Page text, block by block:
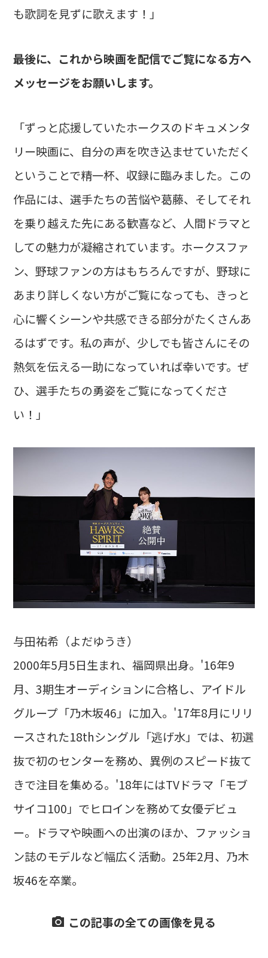
も歌詞を見ずに歌えます！」
――最後に、これから映画を配信でご覧になる方へ
メッセージをお願いします。
「ずっと応援していたホークスのドキュメンタ
リー映画に、自分の声を吹き込ませていただく
ということで精一杯、収録に臨みました。この
作品には、選手たちの苦悩や葛藤、そしてそれ
を乗り越えた先にある歓喜など、人間ドラマと
しての魅力が凝縮されています。ホークスファ
ン、野球ファンの方はもちろんですが、野球に
あまり詳しくない方がご覧になっても、きっと
心に響くシーンや共感できる部分がたくさんあ
るはずです。私の声が、少しでも皆さんにその
熱気を伝える一助になっていれば幸いです。ぜ
ひ、選手たちの勇姿をご覧になってくださ
い！」
与田祐希（よだゆうき）
2000年5月5日生まれ、福岡県出身。'16年9
月、3期生オーディションに合格し、アイドル
グループ「乃木坂46」に加入。'17年8月にリリ
ースされた18thシングル「逃げ水」では、初選
抜で初のセンターを務め、異例のスピード抜て
きで注目を集める。'18年にはTVドラマ「モブ
サイコ100」でヒロインを務めて女優デビュ
ー。ドラマや映画への出演のほか、ファッショ
ン誌のモデルなど幅広く活動。25年2月、乃木
坂46を卒業。
この記事の全ての画像を見る